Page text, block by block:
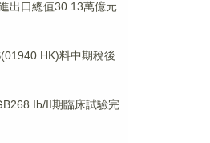
出口總值30.13萬億元
料中期稅後
Ib/II期臨床試驗完